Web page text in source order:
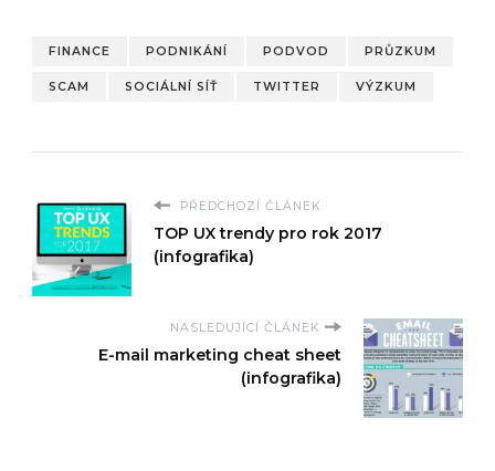
FINANCE PODNIKÁNÍ PODVOD PRŮZKUM
SCAM SOCIÁLNÍ SÍŤ TWITTER VÝZKUM
PŘEDCHOZÍ ČLÁNEK
TOP UX trendy pro rok 2017
(infografika)
NASLEDUJÍCÍ ČLÁNEK
E-mail marketing cheat sheet
(infografika)